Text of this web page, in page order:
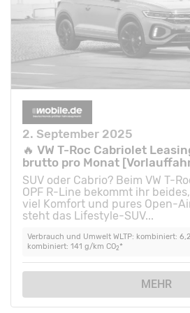
2. September 2025
🔥 VW T-Roc Cabriolet
brutto pro Monat
SUV oder Cabrio? Beim VW T-
OPF R-Line bekommt ihr
viel Komfort und pures Open-
steht das Lifestyle-SUV...
Verbrauch und Umwelt WLTP: kombiniert:
kombiniert: 141 g/km CO2*
MEHR